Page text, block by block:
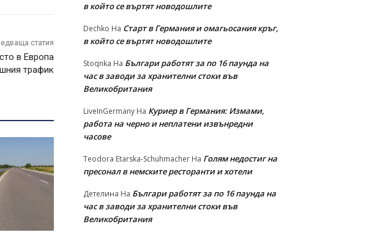
статия
в Европа
трафик
в който се въртят новодошлите
Dechko На Старт в Германия и омагьосания кръг,
в който се въртят новодошлите
Stoqnka На Българи работят за по 16 паунда на
час в заводи за хранителни стоки във
Великобритания
LiveInGermany На Куриер в Германия: Измами,
работа на черно и неплатени извънредни
часове
Teodora Etarska-Schuhmacher На Голям недостиг на
пресонал в немските ресторанти и хотели
Детелина На Българи работят за по 16 паунда на
час в заводи за хранителни стоки във
Великобритания